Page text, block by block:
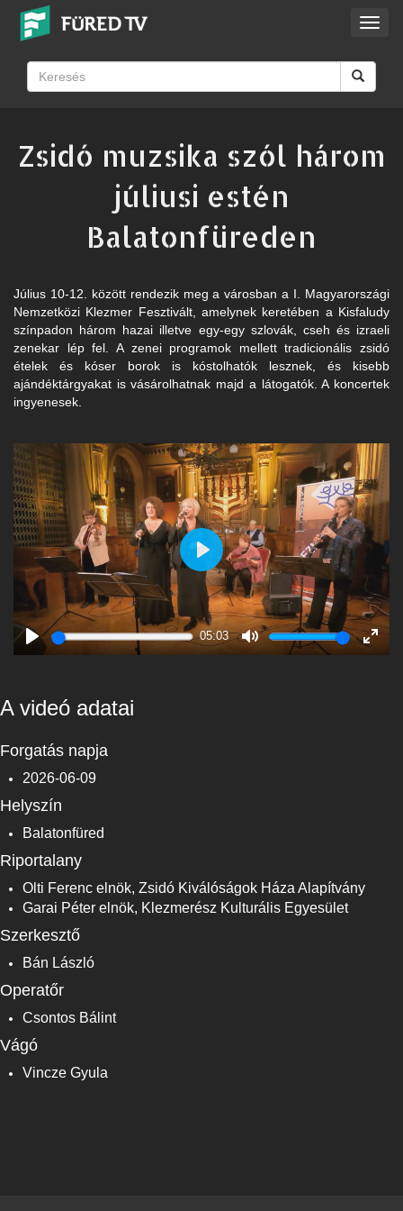
Zsidó muzsika szól három
júliusi estén
Balatonfüreden
Július 10-12. között rendezik meg a városban a I. Magyarországi
Nemzetközi Klezmer Fesztivált, amelynek keretében a Kisfaludy
színpadon három hazai illetve egy-egy szlovák, cseh és izraeli
zenekar lép fel. A zenei programok mellett tradicionális zsidó
ételek és kóser borok is kóstolhatók lesznek, és kisebb
ajándéktárgyakat is vásárolhatnak majd a látogatók. A koncertek
ingyenesek.
Play
05:03
Mute
Enter
Play
A videó adatai
Forgatás napja
2026-06-09
Helyszín
Balatonfüred
Riportalany
Olti Ferenc elnök, Zsidó Kiválóságok Háza Alapítvány
Garai Péter elnök, Klezmerész Kulturális Egyesület
Szerkesztő
Bán László
Operatőr
Csontos Bálint
Vágó
Vincze Gyula